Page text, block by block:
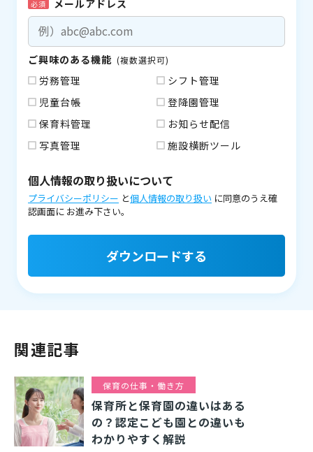
必須 メールアドレス
ご興味のある機能 (複数選択可)
労務管理
シフト管理
児童台帳
登降園管理
保育料管理
お知らせ配信
写真管理
施設横断ツール
個人情報の取り扱いについて
プライバシーポリシー と個人情報の取り扱い に同意のうえ確
認画面に お進み下さい。
ダウンロードする
関連記事
保育の仕事・働き方
保育所と保育園の違いはある
の？認定こども園との違いも
わかりやすく解説